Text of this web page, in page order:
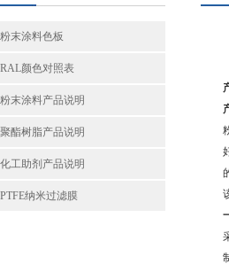
粉末涂料色板
RAL颜色对照表
粉末涂料产品说明
聚酯树脂产品说明
化工助剂产品说明
PTFE纳米过滤膜